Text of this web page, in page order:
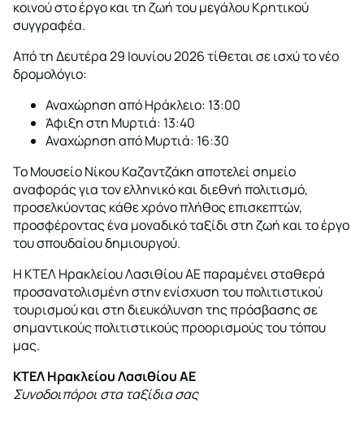
κοινού στο έργο και τη ζωή του μεγάλου Κρητικού
συγγραφέα.
Από τη Δευτέρα 29 Ιουνίου 2026 τίθεται σε ισχύ το νέο
δρομολόγιο:
Αναχώρηση από Ηράκλειο: 13:00
Άφιξη στη Μυρτιά: 13:40
Αναχώρηση από Μυρτιά: 16:30
Το Μουσείο Νίκου Καζαντζάκη αποτελεί σημείο
αναφοράς για τον ελληνικό και διεθνή πολιτισμό,
προσελκύοντας κάθε χρόνο πλήθος επισκεπτών,
προσφέροντας ένα μοναδικό ταξίδι στη ζωή και το έργο
του σπουδαίου δημιουργού.
Η ΚΤΕΛ Ηρακλείου Λασιθίου ΑΕ παραμένει σταθερά
προσανατολισμένη στην ενίσχυση του πολιτιστικού
τουρισμού και στη διευκόλυνση της πρόσβασης σε
σημαντικούς πολιτιστικούς προορισμούς του τόπου
μας.
ΚΤΕΛ Ηρακλείου Λασιθίου ΑΕ
Συνοδοιπόροι στα ταξίδια σας